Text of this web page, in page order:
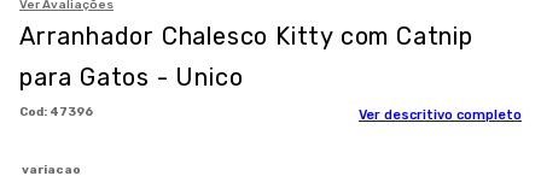
Ver Avaliações
Arranhador Chalesco Kitty com Catnip
para Gatos - Unico
: 47396 Ver descritivo completo
variacao
5º
formula natural
6º
areia